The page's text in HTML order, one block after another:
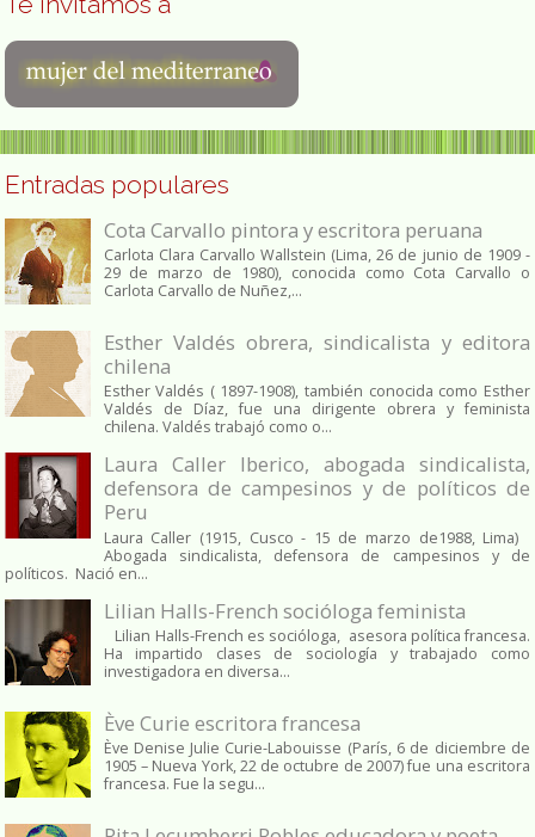
Entradas populares
Cota Carvallo pintora y escritora peruana
Carlota Clara Carvallo Wallstein (Lima, 26 de junio de 1909 -
29 de marzo de 1980), conocida como Cota Carvallo o
Carlota Carvallo de Nuñez,...
Esther Valdés obrera, sindicalista y editora
chilena
Esther Valdés ( 1897-1908), también conocida como Esther
Valdés de Díaz, fue una dirigente obrera y feminista
chilena. Valdés trabajó como o...
Laura Caller Iberico, abogada sindicalista,
defensora de campesinos y de políticos de
Peru
Laura Caller (1915, Cusco - 15 de marzo de1988, Lima)
Abogada sindicalista, defensora de campesinos y de
políticos. Nació en...
Lilian Halls-French socióloga feminista
Lilian Halls-French es socióloga, asesora política francesa.
Ha impartido clases de sociología y trabajado como
investigadora en diversa...
Ève Curie escritora francesa
Ève Denise Julie Curie-Labouisse (París, 6 de diciembre de
1905 – Nueva York, 22 de octubre de 2007) fue una escritora
francesa. Fue la segu...